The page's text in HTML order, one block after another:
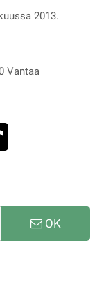
2013.
Vantaa
OK